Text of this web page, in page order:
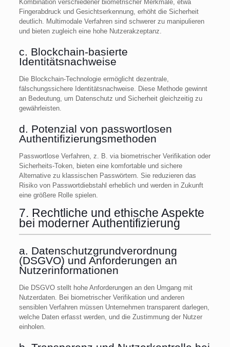
Kombination verschiedener biometrischer Merkmale, etwa
Fingerabdruck und Gesichtserkennung, erhöht die Sicherheit
deutlich. Multimodale Verfahren sind schwerer zu manipulieren
und bieten zugleich eine hohe Nutzerakzeptanz.
c. Blockchain-basierte
Identitätsnachweise
Die Blockchain-Technologie ermöglicht dezentrale,
fälschungssichere Identitätsnachweise. Diese Methode gewinnt
an Bedeutung, um Datenschutz und Sicherheit gleichzeitig zu
gewährleisten.
d. Potenzial von passwortlosen
Authentifizierungsmethoden
Passwortlose Verfahren, z. B. via biometrischer Verifikation oder
Sicherheits-Token, bieten eine komfortable und sichere
Alternative zu klassischen Passwörtern. Sie reduzieren das
Risiko von Passwortdiebstahl erheblich und werden in Zukunft
eine größere Rolle spielen.
7. Rechtliche und ethische Aspekte
bei moderner Authentifizierung
a. Datenschutzgrundverordnung
(DSGVO) und Anforderungen an
Nutzerinformationen
Die DSGVO stellt hohe Anforderungen an den Umgang mit
Nutzerdaten. Bei biometrischer Verifikation und anderen
sensiblen Verfahren müssen Unternehmen transparent darlegen,
welche Daten erfasst werden, und die Zustimmung der Nutzer
einholen.